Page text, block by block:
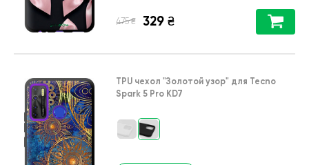
475 ₴ 329 ₴
TPU чехол "Золотой узор" для Tecno
Spark 5 Pro KD7